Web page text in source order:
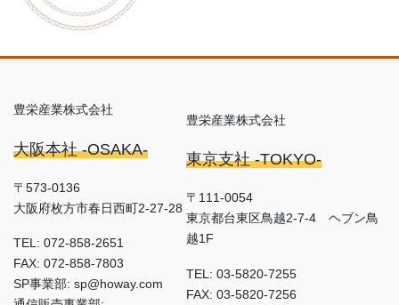
豊栄産業株式会社
大阪本社 -OSAKA-
〒573-0136
大阪府枚方市春日西町2-27-28
TEL: 072-858-2651
FAX: 072-858-7803
SP事業部: sp@howay.com
豊栄産業株式会社
東京支社 -TOKYO-
〒111-0054
東京都台東区鳥越2-7-4 ヘブン鳥
越1F
TEL: 03-5820-7255
FAX: 03-5820-7256